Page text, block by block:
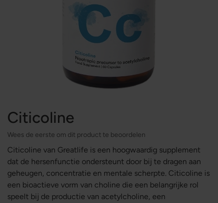
Citicoline
Wees de eerste om dit product te beoordelen
Citicoline van Greatlife is een hoogwaardig supplement
dat de hersenfunctie ondersteunt door bij te dragen aan
geheugen, concentratie en mentale scherpte. Citicoline is
een bioactieve vorm van choline die een belangrijke rol
speelt bij de productie van acetylcholine, een